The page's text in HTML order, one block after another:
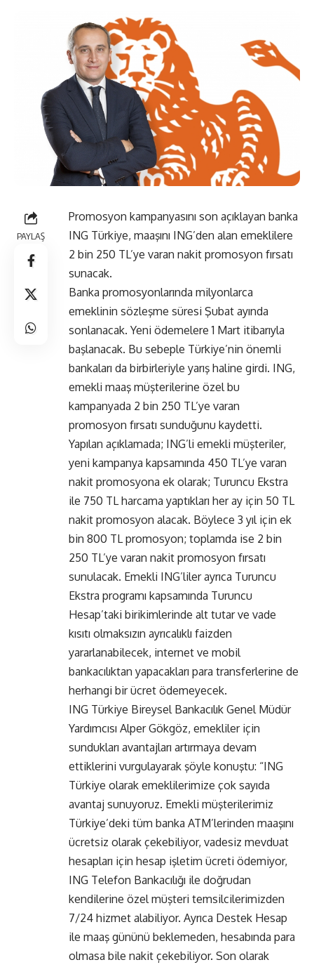
PAYLAŞ
Promosyon kampanyasını son açıklayan banka
ING Türkiye, maaşını ING’den alan emeklilere
2 bin 250 TL’ye varan nakit promosyon fırsatı
sunacak.
Banka promosyonlarında milyonlarca
emeklinin sözleşme süresi Şubat ayında
sonlanacak. Yeni ödemelere 1 Mart itibarıyla
başlanacak. Bu sebeple Türkiye’nin önemli
bankaları da birbirleriyle yarış haline girdi. ING,
emekli maaş müşterilerine özel bu
kampanyada 2 bin 250 TL’ye varan
promosyon fırsatı sunduğunu kaydetti.
Yapılan açıklamada; ING’li emekli müşteriler,
yeni kampanya kapsamında 450 TL’ye varan
nakit promosyona ek olarak; Turuncu Ekstra
ile 750 TL harcama yaptıkları her ay için 50 TL
nakit promosyon alacak. Böylece 3 yıl için ek
bin 800 TL promosyon; toplamda ise 2 bin
250 TL’ye varan nakit promosyon fırsatı
sunulacak. Emekli ING’liler ayrıca Turuncu
Ekstra programı kapsamında Turuncu
Hesap’taki birikimlerinde alt tutar ve vade
kısıtı olmaksızın ayrıcalıklı faizden
yararlanabilecek, internet ve mobil
bankacılıktan yapacakları para transferlerine de
herhangi bir ücret ödemeyecek.
ING Türkiye Bireysel Bankacılık Genel Müdür
Yardımcısı Alper Gökgöz, emekliler için
sundukları avantajları artırmaya devam
ettiklerini vurgulayarak şöyle konuştu: “ING
Türkiye olarak emeklilerimize çok sayıda
avantaj sunuyoruz. Emekli müşterilerimiz
Türkiye’deki tüm banka ATM’lerinden maaşını
ücretsiz olarak çekebiliyor, vadesiz mevduat
hesapları için hesap işletim ücreti ödemiyor,
ING Telefon Bankacılığı ile doğrudan
kendilerine özel müşteri temsilcilerimizden
7/24 hizmet alabiliyor. Ayrıca Destek Hesap
ile maaş gününü beklemeden, hesabında para
olmasa bile nakit çekebiliyor. Son olarak